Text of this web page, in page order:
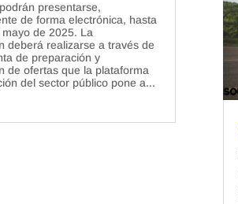
presentarse,
de forma electrónica, hasta
de 2025. La
deberá realizarse a través de
de preparación y
de ofertas que la plataforma
del sector público pone a...